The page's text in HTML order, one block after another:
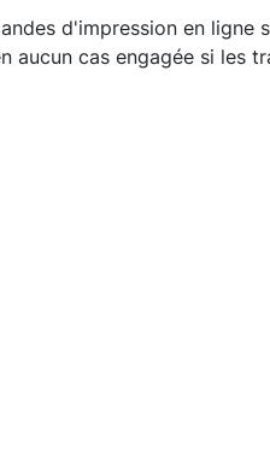
d'impression en
aucun cas engagée si les